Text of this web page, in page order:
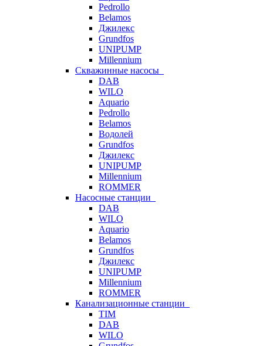
Pedrollo
Belamos
Джилекс
Grundfos
UNIPUMP
Millennium
Скважинные насосы
DAB
WILO
Aquario
Pedrollo
Belamos
Водолей
Grundfos
Джилекс
UNIPUMP
Millennium
ROMMER
Насосные станции
DAB
WILO
Aquario
Belamos
Grundfos
Джилекс
UNIPUMP
Millennium
ROMMER
Канализационные станции
TIM
DAB
WILO